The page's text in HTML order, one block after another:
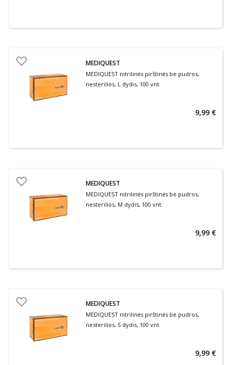
MEDIQUEST
MEDIQUEST nitrilinės pirštinės be pudros,
nesterilios, L dydis, 100 vnt.
9,99 €
MEDIQUEST
MEDIQUEST nitrilinės pirštinės be pudros,
nesterilios, M dydis, 100 vnt.
9,99 €
MEDIQUEST
MEDIQUEST nitrilinės pirštinės be pudros,
nesterilios, S dydis, 100 vnt.
9,99 €